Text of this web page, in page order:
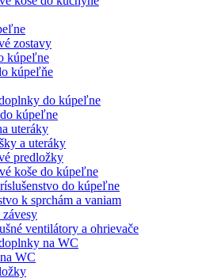
zostavy
kúpeľne
kúpeľňe
do kúpeľne
kúpeľne
uteráky
a uteráky
predložky
koše do kúpeľne
do kúpeľne
k sprchám a vaniam
závesy
ventilátory a ohrievače
na WC
WC